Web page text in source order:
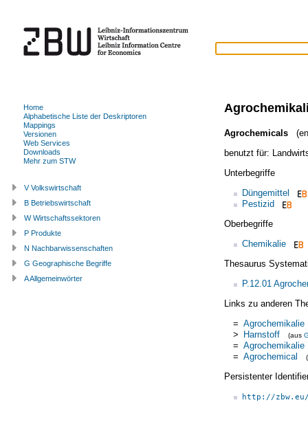
Agrochemicals
benutzt für:
Unterbegriffe
Düngemittel
Pestizid
Oberbegriffe
Chemikalie
Thesaurus
P.12.01
Links zu anderen
= Agrochemikalie
> Harnstoff (aus
= Agrochemikalie
= Agrochemical
Persistenter
http://
Home
Alphabetische Liste der Deskriptoren
Mappings
Versionen
Web Services
Downloads
Mehr zum STW
V Volkswirtschaft
B Betriebswirtschaft
W Wirtschaftssektoren
P Produkte
N Nachbarwissenschaften
G Geographische Begriffe
A Allgemeinwörter